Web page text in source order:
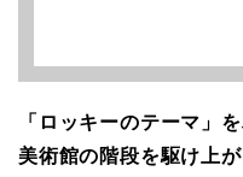
「ロッキーのテーマ」
美術館の階段を駆け上